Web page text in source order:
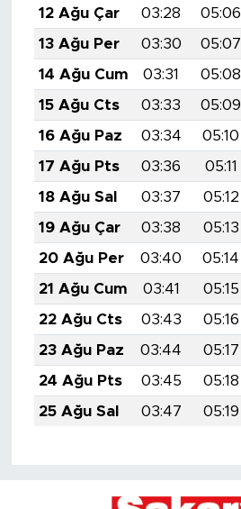
12 Ağu Çar
03:28 05:06
13 Ağu Per
03:30 05:07
14 Ağu Cum
03:31 05:08
15 Ağu Cts
03:33 05:09
16 Ağu Paz
03:34 05:10
17 Ağu Pts
03:36 05:11
18 Ağu Sal
03:37 05:12
19 Ağu Çar
03:38 05:13
20 Ağu Per
03:40 05:14
21 Ağu Cum
03:41 05:15
22 Ağu Cts
03:43 05:16
23 Ağu Paz
03:44 05:17
24 Ağu Pts
03:45 05:18
25 Ağu Sal
03:47 05:19